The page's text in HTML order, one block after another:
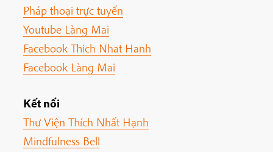
Pháp thoại trực tuyến
Youtube Làng Mai
Facebook Thich Nhat Hanh
Facebook Làng Mai
Kết nối
Thư Viện Thích Nhất Hạnh
Mindfulness Bell